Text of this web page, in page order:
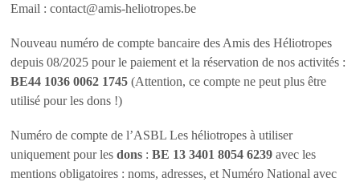
Email : contact@amis-heliotropes.be
Nouveau numéro de compte bancaire des Amis des Héliotropes
depuis 08/2025 pour le paiement et la réservation de nos activités :
BE44 1036 0062 1745 (Attention, ce compte ne peut plus être
utilisé pour les dons !)
Numéro de compte de l’ASBL Les héliotropes à utiliser
uniquement pour lesdons :BE 13 3401 8054 6239 avec les
mentions obligatoires : noms, adresses, et Numéro National avec